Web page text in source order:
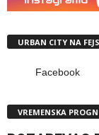
URBAN CITY NA
Facebook
VREMENSKA